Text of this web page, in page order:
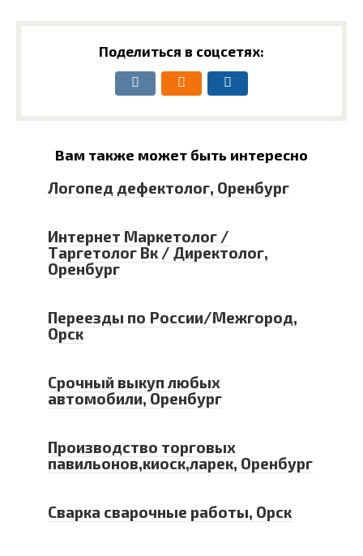
Поделиться в соцсетях:
Вам также может быть интересно
Логопед дефектолог, Оренбург
Интернет Маркетолог /
Таргетолог Вк / Директолог,
Оренбург
Переезды по России/Межгород,
Орск
Срочный выкуп любых
автомобили, Оренбург
Производство торговых
павильонов,киоск,ларек, Оренбург
Сварка сварочные работы, Орск